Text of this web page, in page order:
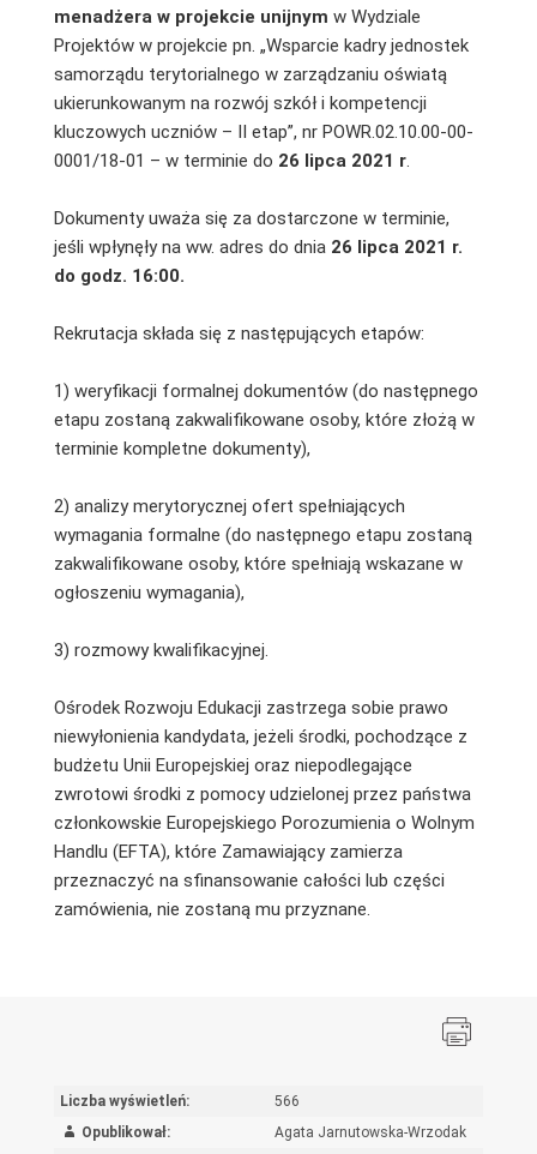
menadżera w projekcie unijnym w Wydziale
Projektów w projekcie pn. „Wsparcie kadry jednostek
samorządu terytorialnego w zarządzaniu oświatą
ukierunkowanym na rozwój szkół i kompetencji
kluczowych uczniów – II etap”, nr POWR.02.10.00-00-
0001/18-01 – w terminie do 26 lipca 2021 r.
Dokumenty uważa się za dostarczone w terminie,
jeśli wpłynęły na ww. adres do dnia 26 lipca 2021 r.
do godz. 16:00.
Rekrutacja składa się z następujących etapów:
1) weryfikacji formalnej dokumentów (do następnego
etapu zostaną zakwalifikowane osoby, które złożą w
terminie kompletne dokumenty),
2) analizy merytorycznej ofert spełniających
wymagania formalne (do następnego etapu zostaną
zakwalifikowane osoby, które spełniają wskazane w
ogłoszeniu wymagania),
3) rozmowy kwalifikacyjnej.
Ośrodek Rozwoju Edukacji zastrzega sobie prawo
niewyłonienia kandydata, jeżeli środki, pochodzące z
budżetu Unii Europejskiej oraz niepodlegające
zwrotowi środki z pomocy udzielonej przez państwa
członkowskie Europejskiego Porozumienia o Wolnym
Handlu (EFTA), które Zamawiający zamierza
przeznaczyć na sfinansowanie całości lub części
zamówienia, nie zostaną mu przyznane.
Liczba wyświetleń:
566
Opublikował:
Agata Jarnutowska-Wrzodak